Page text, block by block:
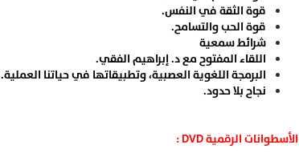
قوة الثقة في النفس.
قوة الحب والتسامح.
شرائط سمعية
اللقاء المفتوح مع د. إبراهيم الفقي.
البرمجة اللغوية العصبية، وتطبيقاتها في حياتنا العملية.
نجاح بلا حدود.
الأسطوانات الرقمية DVD :